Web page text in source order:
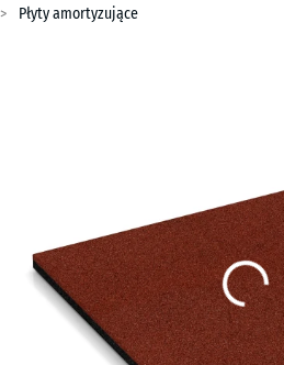
Płyty amortyzujące